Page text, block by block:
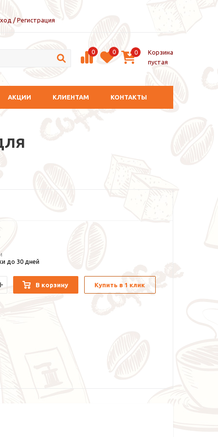
/ Регистрация
0 0 0
Корзина
пустая
АКЦИИ КЛИЕНТАМ КОНТАКТЫ
до 30 дней
В корзину Купить в 1 клик